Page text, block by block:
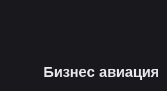
Бизнес авиация